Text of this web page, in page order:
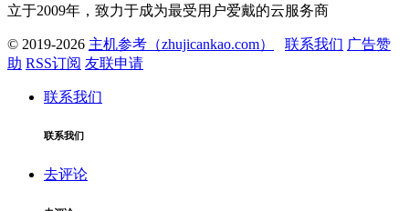
立于2009年，致力于成为最受用户爱戴的云服务商
© 2019-2026 主机参考（zhujicankao.com） 联系我们 广告赞
助 RSS订阅 友联申请
联系我们
联系我们
去评论